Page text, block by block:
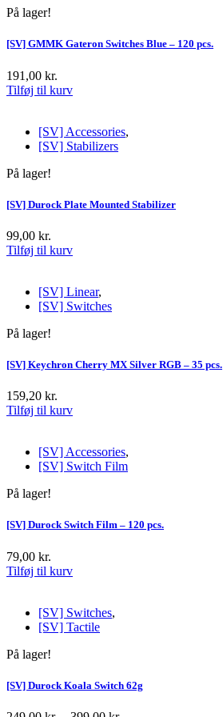
På lager!
[SV] GMMK Gateron Switches Blue – 120 pcs.
191,00 kr.
Tilføj til kurv
[SV] Accessories,
[SV] Stabilizers
På lager!
[SV] Durock Plate Mounted Stabilizer
99,00 kr.
Tilføj til kurv
[SV] Linear,
[SV] Switches
På lager!
[SV] Keychron Cherry MX Silver RGB – 35 pcs.
159,20 kr.
Tilføj til kurv
[SV] Accessories,
[SV] Switch Film
På lager!
[SV] Durock Switch Film – 120 pcs.
79,00 kr.
Tilføj til kurv
[SV] Switches,
[SV] Tactile
På lager!
[SV] Durock Koala Switch 62g